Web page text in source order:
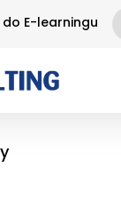
E-learningu